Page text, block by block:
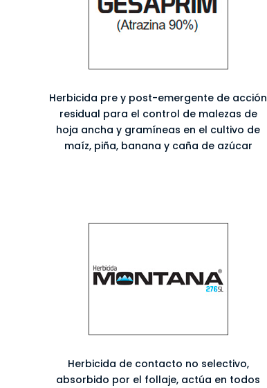
Herbicida pre y post-emergente de acción
residual para el control de malezas de
hoja ancha y gramíneas en el cultivo de
maíz, piña, banana y caña de azúcar
Herbicida de contacto no selectivo,
absorbido por el follaje, actúa en todos